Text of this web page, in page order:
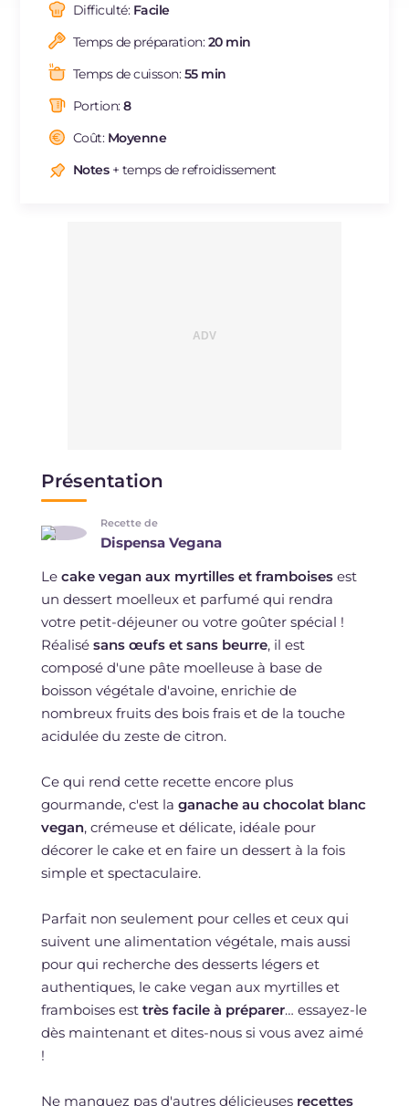
ES
NL
BR
Difficulté: Facile
Temps de préparation:20 min
Temps de cuisson:55 min
Portion:8
Coût: Moyenne
Notes+ temps de refroidissement
Présentation
Recette de
Dispensa Vegana
Le cake vegan aux myrtilles et framboisesest
un dessert moelleux et parfumé qui rendra
votre petit-déjeuner ou votre goûter spécial !
Réalisé sans œufs et sans beurre, il est
composé d'une pâte moelleuse à base de
boisson végétale d'avoine, enrichie de
nombreux fruits des bois frais et de la touche
acidulée du zeste de citron.
Ce qui rend cette recette encore plus
gourmande, c'est la ganache au chocolat blanc
vegan, crémeuse et délicate, idéale pour
décorer le cake et en faire un dessert à la fois
simple et spectaculaire.
Parfait non seulement pour celles et ceux qui
suivent une alimentation végétale, mais aussi
pour qui recherche des desserts légers et
authentiques, le cake vegan aux myrtilles et
framboises est très facile à préparer… essayez-le
dès maintenant et dites-nous si vous avez aimé
!
Ne manquez pas d'autres délicieuses recettes